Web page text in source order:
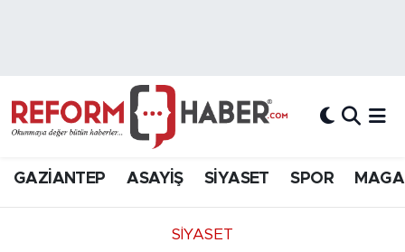
GAZİANTEP ASAYİŞ SİYASET SPOR
SİYASET
Hava Durumu
Süper Lig Puan Durumu ve Fikstür